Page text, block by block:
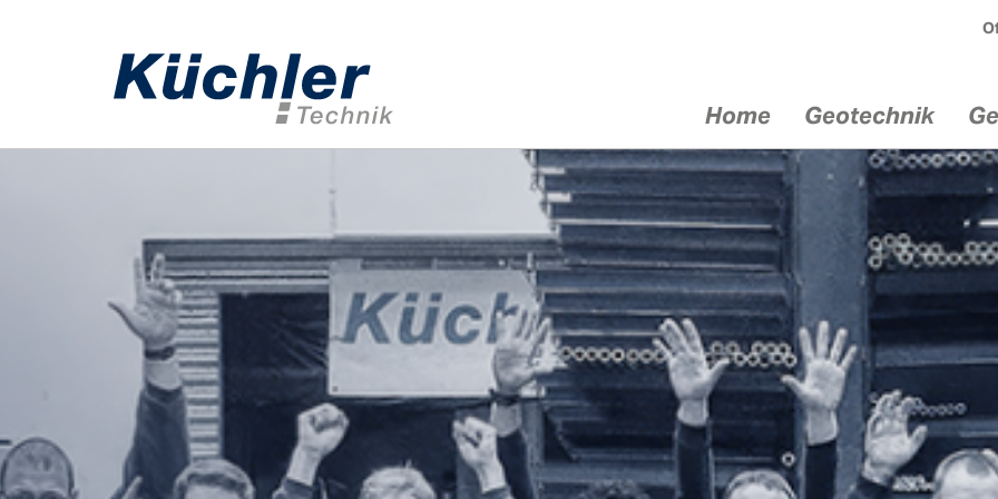
Home Geotechnik
Home Geotechnik
Anker­technik
Injektions­technik
Mess­­technik
Bohrwerk­zeuge
Geothermie
Anwendungen im
Geräte
Injektionsgeräte
Bohrgeräte
Comacchio
Dreh­bohr­geräte
Comacchio
Bohrantriebe Eurodrill
Bohrlafetten
Mietgeräte
Service /
Beratung /
Anker-